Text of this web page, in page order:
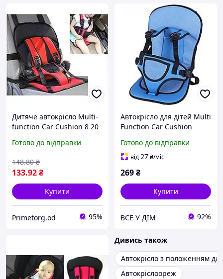
Дитяче автокрісло Multi-
function Car Cushion 8 20
ременями безпеки,
Готово до відправки
133.92₴
148.80 ₴
Купити
Primetorg.od 95%
Автокрісло для дітей Multi
Function Car Cushion
Готово до відправки
від27₴/міс
269₴
Купити
ВСЕ У ДІМ 92%
Дивись також
Автокрісло з положенням
Автокріслоореж